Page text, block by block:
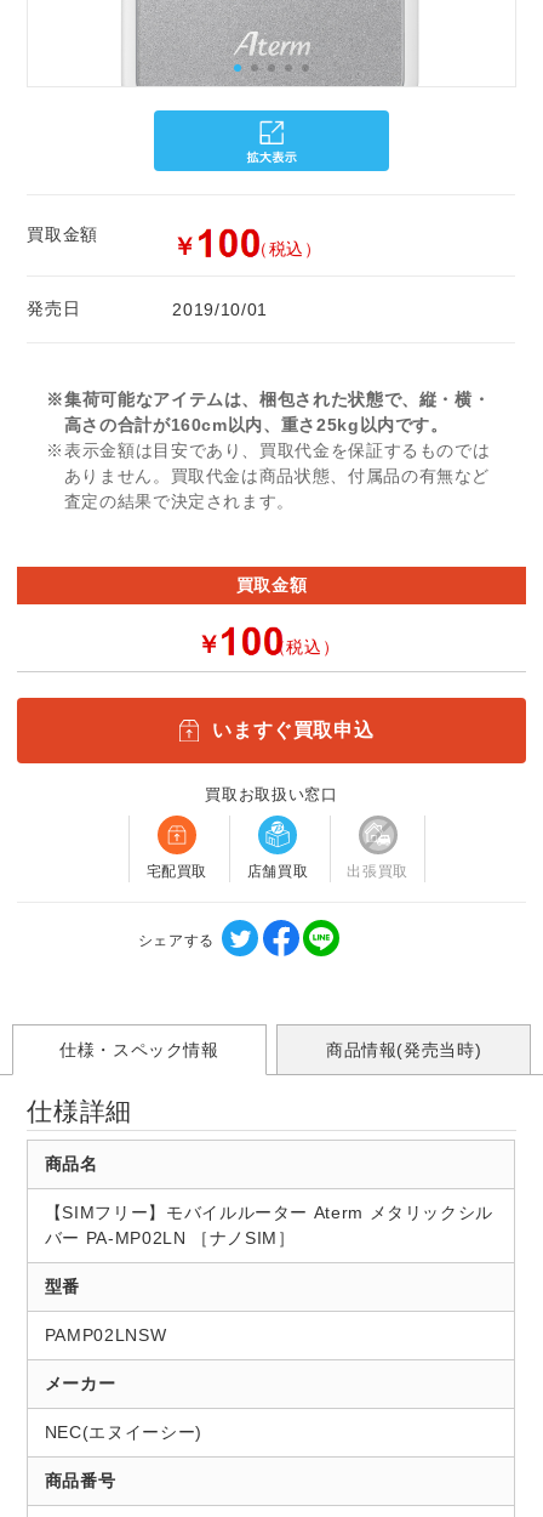
買取金額 ￥ （税込）
発売日 2019/10/01
※集荷可能なアイテムは、梱包された状態で、縦・横・
高さの合計が160cm以内、重さ25kg以内です。
※表示金額は目安であり、買取代金を保証するものでは
ありません。買取代金は商品状態、付属品の有無など
査定の結果で決定されます。
買取金額
￥ （税込）
いますぐ買取申込
買取お取扱い窓口
宅配買取 店舗買取 出張買取
シェアする
仕様・スペック情報 商品情報(発売当時)
仕様詳細
商品名
【SIMフリー】モバイルルーター Aterm メタリックシル
バー PA-MP02LN ［ナノSIM］
型番
PAMP02LNSW
メーカー
NEC(エヌイーシー)
商品番号